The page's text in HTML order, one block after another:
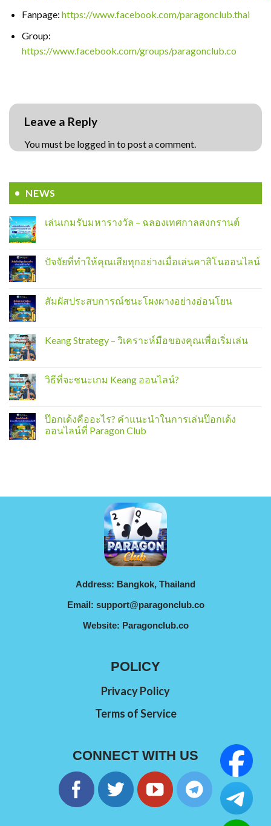
Fanpage: https://www.facebook.com/paragonclub.thai
Group:
https://www.facebook.com/groups/paragonclub.co
Leave a Reply
You must be logged in to post a comment.
NEWS
เล่นเกมรับมหารางวัล – ฉลองเทศกาลสงกรานต์
ปัจจัยที่ทำให้คุณเสียทุกอย่างเมื่อเล่นคาสิโนออนไลน์
สัมผัสประสบการณ์ชนะโผงผางอย่างอ่อนโยน
Keang Strategy – วิเคราะห์มือของคุณเพื่อเริ่มเล่น
วิธีที่จะชนะเกม Keang ออนไลน์?
ป๊อกเด้งคืออะไร? คำแนะนำในการเล่นป๊อกเด้ง
ออนไลน์ที่ Paragon Club
Address: Bangkok, Thailand
Email: support@paragonclub.co
Website: Paragonclub.co
POLICY
Privacy Policy
Terms of Service
CONNECT WITH US